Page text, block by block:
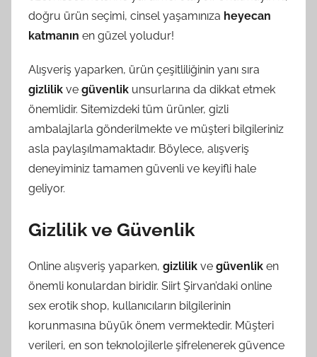
doğru ürün seçimi, cinsel yaşamınıza heyecan
katmanın en güzel yoludur!
Alışveriş yaparken, ürün çeşitliliğinin yanı sıra
gizlilik ve güvenlik unsurlarına da dikkat etmek
önemlidir. Sitemizdeki tüm ürünler, gizli
ambalajlarla gönderilmekte ve müşteri bilgileriniz
asla paylaşılmamaktadır. Böylece, alışveriş
deneyiminiz tamamen güvenli ve keyifli hale
geliyor.
Gizlilik ve Güvenlik
Online alışveriş yaparken, gizlilik ve güvenlik en
önemli konulardan biridir. Siirt Şirvan’daki online
sex erotik shop, kullanıcıların bilgilerinin
korunmasına büyük önem vermektedir. Müşteri
verileri, en son teknolojilerle şifrelenerek güvence